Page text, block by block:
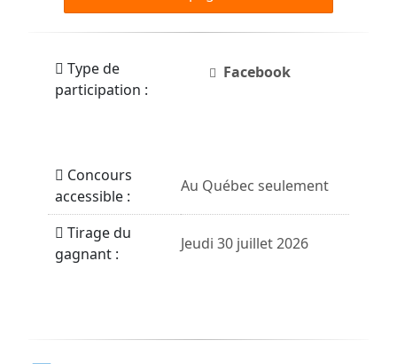
Type de
participation :
Facebook
Concours
accessible :
Au Québec seulement
Tirage du
gagnant :
Jeudi 30 juillet 2026